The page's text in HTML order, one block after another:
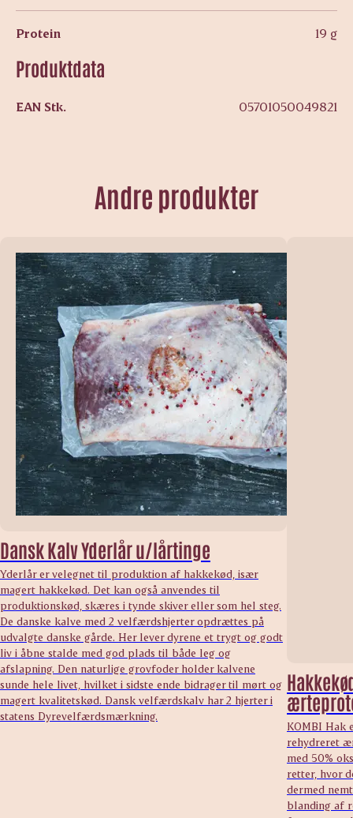
Protein 19 g
Produktdata
EAN Stk. 05701050049821
Andre produkter
Dansk Kalv Yderlår u/lårtinge
Yderlår er velegnet til produktion af hakkekød, især
magert hakkekød. Det kan også anvendes til
produktionskød, skæres i tynde skiver eller som hel steg.
De danske kalve med 2 velfærdshjerter opdrættes på
udvalgte danske gårde. Her lever dyrene et trygt og godt
liv i åbne stalde med god plads til både leg og
afslapning. Den naturlige grovfoder holder kalvene
sunde hele livet, hvilket i sidste ende bidrager til mørt og
magert kvalitetskød. Dansk velfærdskalv har 2 hjerter i
statens Dyrevelfærdsmærkning.
KOMBI Hak
rehydreret
med 50%
retter, hvor
dermed
blanding af